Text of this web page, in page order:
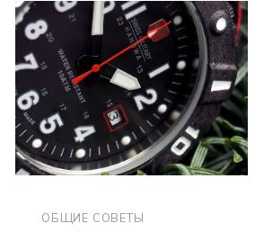
ОБЩИЕ СОВЕТЫ